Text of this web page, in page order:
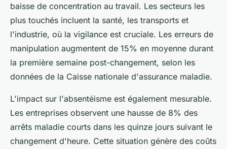
baisse de concentration au travail. Les secteurs les
plus touchés incluent la santé, les transports et
l'industrie, où la vigilance est cruciale. Les erreurs de
manipulation augmentent de 15% en moyenne durant
la première semaine post-changement, selon les
données de la Caisse nationale d'assurance maladie.
L'impact sur l'absentéisme est également mesurable.
Les entreprises observent une hausse de 8% des
arrêts maladie courts dans les quinze jours suivant le
changement d'heure. Cette situation génère des coûts